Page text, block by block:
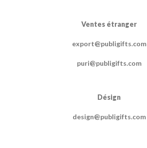
Ventes étranger
export@publigifts.com
puri@publigifts.com
Désign
design@publigifts.com